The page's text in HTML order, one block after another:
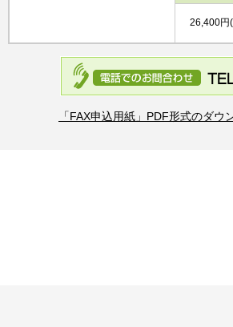
26,400円
「FAX申込用紙」PDF形式のダウ